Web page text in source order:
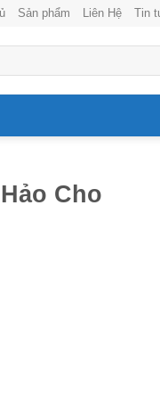
Sản phẩm Liên Hệ Tin
Cho